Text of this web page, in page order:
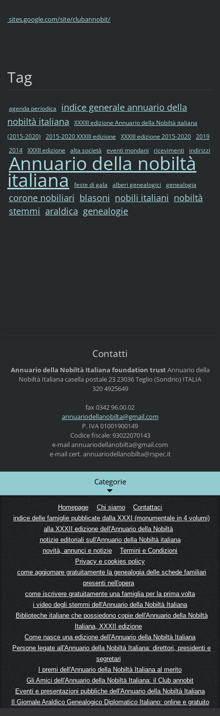
sites.google.com/site/clubannobit/
Tag
agenda periodica
indice generale annuario della
nobiltà italiana
XXXIII edizione Annuario della Nobiltà italiana
(2015-2020)
2015-2020 XXXIII edizione XXXIII edizione 2015-2020 2019
2014 XXXII edizione alta società eventi mondani ricevimenti indirizzi
Annuario della nobiltà
italiana feste di gala alberi genealogici genealogia
corone nobiliari blasoni nobili italiani nobiltà
stemmi araldica genealogie
Contatti
Annuario della Nobiltà Italiana foundation trust Annuario della
Nobiltà Italiana casella postale 2323036 Teglio (Sondrio) ITALIA
320 4925649
fax 0342 96.00.02
annuariodellanobilta@gmail.com
P. IVA 01001900149
Codice fiscale: 93022070143
e-mail annuariodellanobilta@gmail.com
e-mail cert. annuariodellanobilta@rspec.it
Categorie
Homepage Chi siamo
Contattaci
indice delle famiglie pubblicate dalla XXXI (monumentale in 4 volumi)
alla XXXII edizione dell'Annuario della Nobiltà
notizie editoriali sull'Annuario della Nobiltà italiana
novità, annunci e notizie
Termini e Condizioni
Privacy e cookies policy
come aggiornare gratuitamente la genealogia delle schede familiari
presenti nell'opera
come iscrivere gratuitamente una famiglia per la prima volta
i video degli stemmi dell'Annuario della Nobiltà Italiana
Biblioteche italiane che possiedono copie dell'Annuario della Nobiltà
Italiana, XXXII edizione
Come nasce una edizione dell'Annuario della Nobiltà Italiana
Persone legate all'Annuario della Nobiltà Italiana: direttori, presidenti e
segretari
I premi dell'Annuario della Nobiltà Italiana al merito
Gli Amici dell'Annuario della Nobiltà Italiana: il Club annobit
Eventi e presentazioni pubbliche dell'Annuario della Nobiltà Italiana
Il Giornale Araldico Genealogico Diplomatico Italiano: online e gratuito